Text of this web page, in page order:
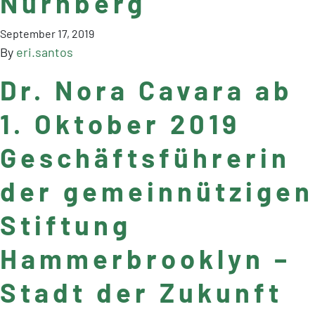
September 17, 2019
By eri.santos
Dr. Nora Cavara ab
1. Oktober 2019
Geschäftsführerin
der gemeinnützigen
Stiftung
Hammerbrooklyn –
Stadt der Zukunft